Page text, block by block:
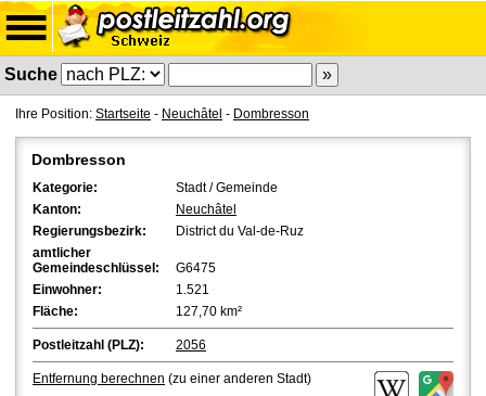
Suche
Ihre Position: Startseite - Neuchâtel - Dombresson
Dombresson
Kategorie:
Stadt / Gemeinde
Kanton:
Neuchâtel
Regierungsbezirk:
District du Val-de-Ruz
amtlicher
Gemeindeschlüssel:
G6475
Einwohner:
1.521
Fläche:
127,70 km²
Postleitzahl (PLZ): 2056
Entfernung berechnen (zu einer anderen Stadt)